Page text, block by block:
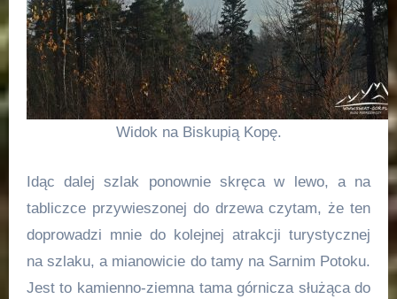
Widok na Biskupią Kopę.
Idąc dalej szlak ponownie skręca w lewo, a na
tabliczce przywieszonej do drzewa czytam, że ten
doprowadzi mnie do kolejnej atrakcji turystycznej
na szlaku, a mianowicie do tamy na Sarnim Potoku.
Jest to kamienno-ziemna tama górnicza służąca do